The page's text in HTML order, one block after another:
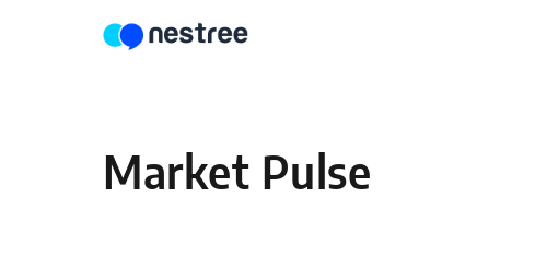
Market Pulse